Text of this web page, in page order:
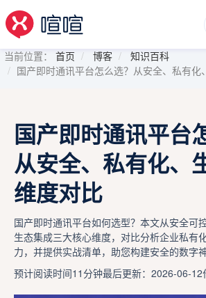
当前位置： 首页 博客
知识百科
国产即时通讯平台怎么选？从安全、私有化
国产即时通讯平台
从安全、私有化、
维度对比
国产即时通讯平台如何选型？本文从安全可
生态集成三大核心维度，对比分析企业私有
力，并提供实战清单，助您构建安全的数字
预计阅读时间11分钟最后更新：2026-06-12